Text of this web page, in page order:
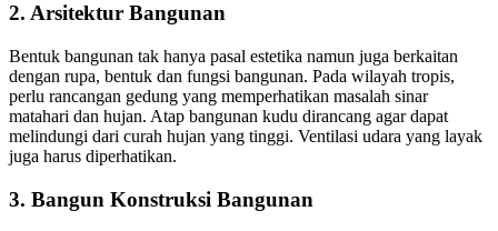
2. Arsitektur Bangunan
Bentuk bangunan tak hanya pasal estetika namun juga berkaitan
dengan rupa, bentuk dan fungsi bangunan. Pada wilayah tropis,
perlu rancangan gedung yang memperhatikan masalah sinar
matahari dan hujan. Atap bangunan kudu dirancang agar dapat
melindungi dari curah hujan yang tinggi. Ventilasi udara yang layak
juga harus diperhatikan.
3. Bangun Konstruksi Bangunan